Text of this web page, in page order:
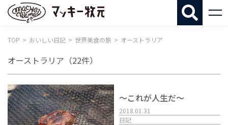
TOP おいしい日記 世界美食の旅 オーストラリア
オーストラリア （22件）
〜これが人生だ〜
2018.01.31
日記